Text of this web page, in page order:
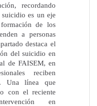
recordando
es un eje
de los
a personas
destaca el
del suicidio en
de FAISEM, en
reciben
Una línea que
con el reciente
en